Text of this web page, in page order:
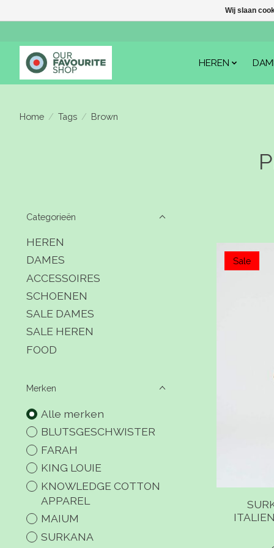
HEREN
Home / Tags / Brown
Categorieën
HEREN
DAMES
ACCESSOIRES
SCHOENEN
SALE DAMES
SALE HEREN
FOOD
Merken
Alle merken
BLUTSGESCHWISTER
FARAH
KING LOUIE
KNOWLEDGE COTTON
APPAREL
MAIUM
SURKANA
Sale
Wij slaan